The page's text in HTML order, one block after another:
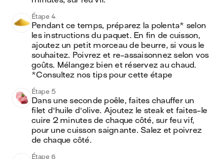
Étape 4
Pendant ce temps, préparez la polenta* selon
les instructions du paquet. En fin de cuisson,
ajoutez un petit morceau de beurre, si vous le
souhaitez. Poivrez et re-assaisonnez selon vos
goûts. Mélangez bien et réservez au chaud.
*Consultez nos tips pour cette étape
Étape 5
Dans une seconde poêle, faites chauffer un
filet d'huile d'olive. Ajoutez le steak et faites-le
cuire 2 minutes de chaque côté, sur feu vif,
pour une cuisson saignante. Salez et poivrez
de chaque côté.
Étape 6